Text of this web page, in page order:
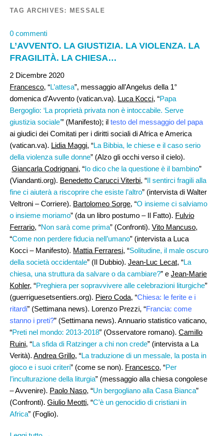
TAG ARCHIVES: MESSALE
0 commenti
L’AVVENTO. LA GIUSTIZIA. LA VIOLENZA. LA
FRAGILITÀ. LA CHIESA…
2 Dicembre 2020
Francesco, “L’attesa”, messaggio all’Angelus della 1°
domenica d’Avvento (vatican.va). Luca Kocci, “Papa
Bergoglio: ‘La proprietà privata non è intoccabile. Serve
giustizia sociale’” (Manifesto); il testo del messaggio del papa
ai giudici dei Comitati per i diritti sociali di Africa e America
(vatican.va). Lidia Maggi, “La Bibbia, le chiese e il caso serio
della violenza sulle donne” (Alzo gli occhi verso il cielo).
Giancarla Codrignani, “Io dico che la questione è il bambino”
(Viandanti.org). Benedetto Carucci Viterbi, “Il sentirci fragili alla
fine ci aiuterà a riscoprire che esiste l’altro” (intervista di Walter
Veltroni – Corriere). Bartolomeo Sorge, “O insieme ci salviamo
o insieme moriamo” (da un libro postumo – Il Fatto). Fulvio
Ferrario, “Non sarà come prima” (Confronti). Vito Mancuso,
“Come non perdere fiducia nell’umano” (intervista a Luca
Kocci – Manifesto). Mattia Ferraresi, “Solitudine, il male oscuro
della società occidentale” (Il Dubbio). Jean-Luc Lecat, “La
chiesa, una struttura da salvare o da cambiare?” e Jean-Marie
Kohler, “Preghiera per sopravvivere alle celebrazioni liturgiche”
(guerriguesetsentiers.org). Piero Coda, “Chiesa: le ferite e i
ritardi” (Settimana news). Lorenzo Prezzi, “Francia: come
stanno i preti?” (Settimana news). Annuario statistico vaticano,
“Preti nel mondo: 2013-2018” (Osservatore romano). Camillo
Ruini, “La sfida di Ratzinger a chi non crede” (intervista a La
Verità). Andrea Grillo, “La traduzione di un messale, la posta in
gioco e i suoi criteri” (come se non). Francesco, “Per
l’inculturazione della liturgia” (messaggio alla chiesa congolese
– Avvenire). Paolo Naso, “Un bergogliano alla Casa Bianca”
(Confronti). Giulio Meotti, “C’è un genocidio di cristiani in
Africa” (Foglio).